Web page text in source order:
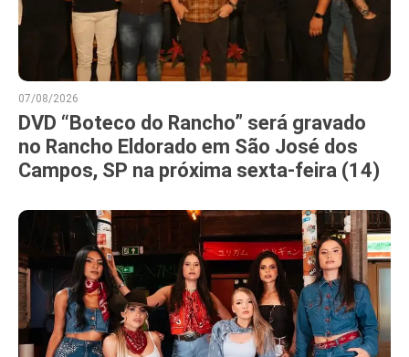
07/08/2026
DVD “Boteco do Rancho” será gravado
no Rancho Eldorado em São José dos
Campos, SP na próxima sexta-feira (14)